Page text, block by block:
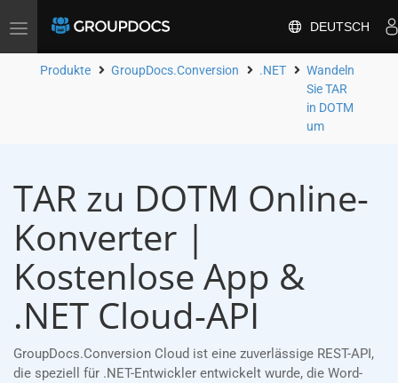
Toggle
DEUTSCH
Produkte GroupDocs.Conversion .NET
Wandeln
Sie TAR
in DOTM
um
TAR zu DOTM Online-
Konverter |
Kostenlose App &
.NET Cloud-API
GroupDocs.Conversion Cloud ist eine zuverlässige REST-API,
die speziell für .NET-Entwickler entwickelt wurde, die Word-